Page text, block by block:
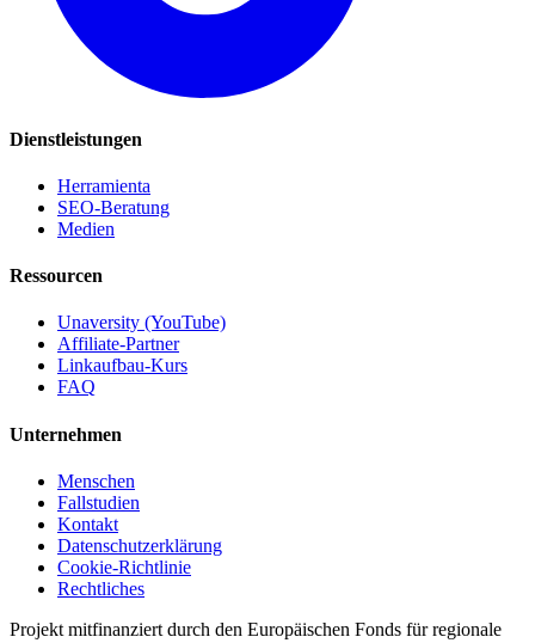
Dienstleistungen
Herramienta
SEO-Beratung
Medien
Ressourcen
Unaversity (YouTube)
Affiliate-Partner
Linkaufbau-Kurs
FAQ
Unternehmen
Menschen
Fallstudien
Kontakt
Datenschutzerklärung
Cookie-Richtlinie
Rechtliches
Projekt mitfinanziert durch den Europäischen Fonds für regionale